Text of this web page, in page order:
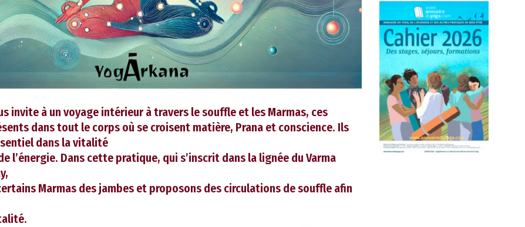
invite à un voyage intérieur à travers le souffle et les Marmas, ces
dans tout le corps où se croisent matière, Prana et conscience. Ils
dans la vitalité
l’énergie. Dans cette pratique, qui s’inscrit dans la lignée du Varma
Marmas des jambes et proposons des circulations de souffle afin